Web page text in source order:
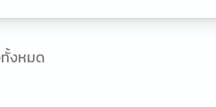
งหมด